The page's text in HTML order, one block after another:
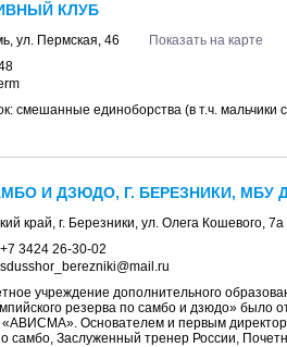
КЛУБ
, ул. Пермская, 46
Показать на карте
смешанные единоборства (в т.ч. мальчики
И ДЗЮДО, Г. БЕРЕЗНИКИ, МБУ
край, г. Березники, ул. Олега Кошевого, 7а
+7 3424 26-30-02
sdusshor_berezniki@mail.ru
учреждение дополнительного
резерва по самбо и дзюдо» было
«АВИСМА». Основателем и первым
самбо, Заслуженный тренер России,